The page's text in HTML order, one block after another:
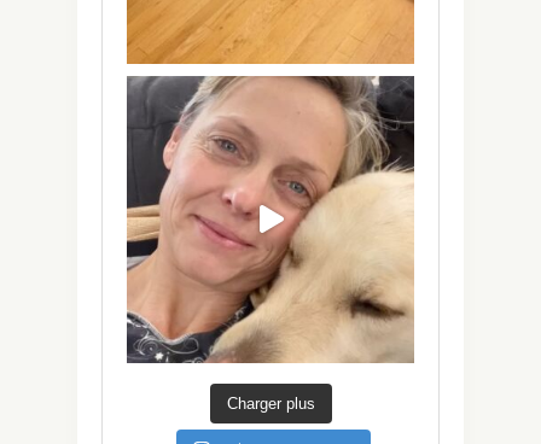
Charger plus